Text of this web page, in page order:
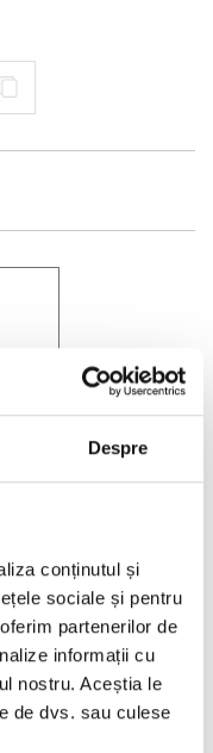
Despre
conținutul și
sociale și pentru
partenerilor de
informații cu
nostru. Aceștia le
de dvs. sau culese